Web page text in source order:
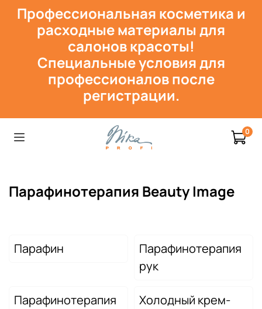
Профессиональная косметика и
расходные материалы для
салонов красоты!
Специальные условия для
профессионалов после
регистрации.
0
Парафинотерапия Beauty Image
Парафин
Парафинотерапия
рук
Парафинотерапия
Холодный крем-